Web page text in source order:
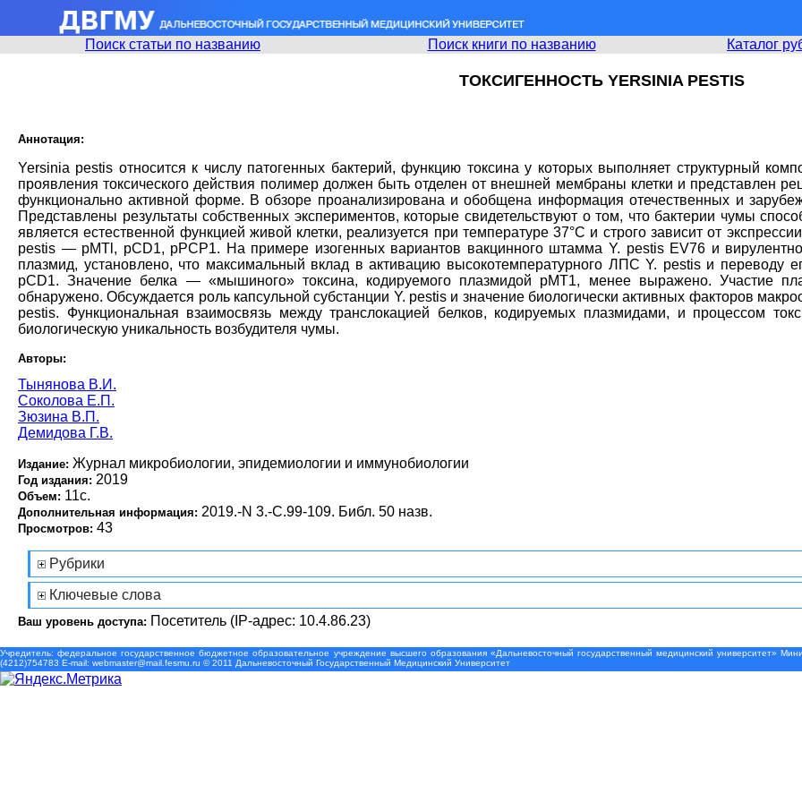
Поиск статьи по названию Поиск книги по названию Каталог
ТОКСИГЕННОСТЬ YERSINIA PESTIS
Аннотация:
Yersinia pestis относится к числу патогенных бактерий, функцию токсина у которых выполняет структурный
проявления токсического действия полимер должен быть отделен от внешней мембраны клетки и представлен
функционально активной форме. В обзоре проанализирована и обобщена информация отечественных и
Представлены результаты собственных экспериментов, которые свидетельствуют о том, что бактерии чумы
является естественной функцией живой клетки, реализуется при температуре 37°С и строго зависит от
pestis — pMTl, pCD1, pPCP1. На примере изогенных вариантов вакцинного штамма Y. pestis EV76 и
плазмид, установлено, что максимальный вклад в активацию высокотемпературного ЛПС Y. pestis и переводу
pCD1. Значение белка — «мышиного» токсина, кодируемого плазмидой pMT1, менее выражено. Участие
обнаружено. Обсуждается роль капсульной субстанции Y. pestis и значение биологически активных факторов
pestis. Функциональная взаимосвязь между транслокацией белков, кодируемых плазмидами, и процессом
биологическую уникальность возбудителя чумы.
Авторы:
Тынянова В.И.
Соколова Е.П.
Зюзина В.П.
Демидова Г.В.
Издание: Журнал микробиологии, эпидемиологии и иммунобиологии
Год издания: 2019
Объем: 11с.
Дополнительная информация: 2019.-N 3.-С.99-109. Библ. 50 назв.
Просмотров: 43
Рубрики
Ключевые слова
Ваш уровень доступа: Посетитель (IP-адрес: 10.4.86.23)
Учредитель: федеральное государственное бюджетное образовательное учреждение высшего образования «Дальневосточный государственный медицинский университет»
(4212)754783 Е-mail: webmaster@mail.fesmu.ru © 2011 Дальневосточный Государственный Медицинский Университет